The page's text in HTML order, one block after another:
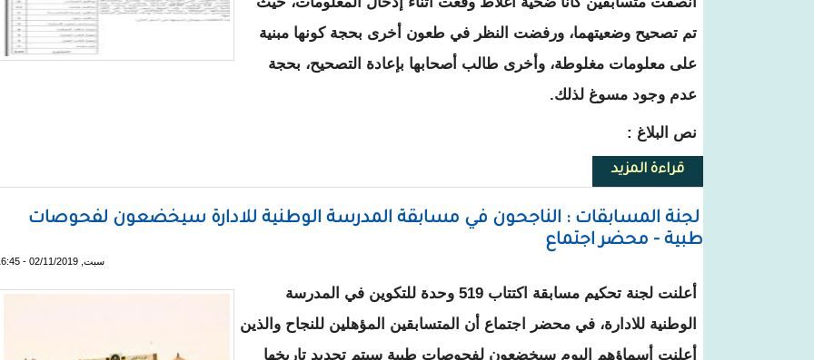
تم تصحيح وضعيتهما، ورفضت النظر في طعون أخرى بحجة كونها مبنية
على معلومات مغلوطة، وأخرى طالب أصحابها بإعادة التصحيح، بحجة
عدم وجود مسوغ لذلك.
نص البلاغ :
قراءة المزيدحول لجنة تحكيم مسابقة المدرسة الوطنية للإدارة تعلن نتائج البت في 129 تظلماً - بلاغ
لجنة المسابقات : الناجحون في مسابقة المدرسة الوطنية للادارة سيخضعون لفحوصات
طبية - محضر اجتماع
سبت, 02/11/2019 - 16:45
أعلنت لجنة تحكيم مسابقة اكتتاب 519 وحدة للتكوين في المدرسة
الوطنية للادارة، في محضر اجتماع أن المتسابقين المؤهلين للنجاح والذين
أعلنت أسماؤهم اليوم سيخضعون لفحوصات طبية سيتم تحديد تاريخها